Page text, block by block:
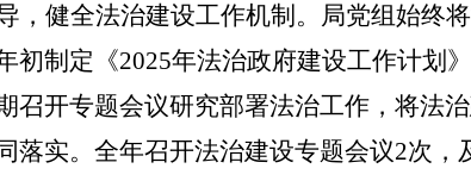
，健全法治建设工作机制。 局党组始终
初制定《2025年法治政府建设工作计划
召开专题会议研究部署法治工作，将法
落实。全年召开法治建设专题会议2次，